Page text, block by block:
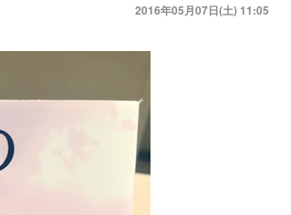
2016年05月07日(土) 11:05